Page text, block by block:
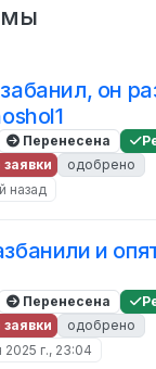
он
Перенесена
одобрено
назад
и
Перенесена
одобрено
2025 г., 23:04